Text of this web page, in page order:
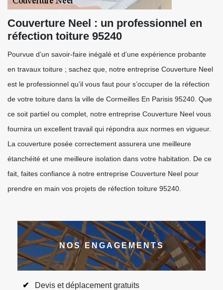
Couverture Neel : un professionnel en
réfection toiture 95240
Pourvue d’un savoir-faire inégalé et d’une expérience probante
en travaux toiture ; sachez que, notre entreprise Couverture Neel
est le professionnel qu’il vous faut pour s’occuper de la réfection
de votre toiture dans la ville de Cormeilles En Parisis 95240. Que
ce soit partiel ou complet, notre entreprise Couverture Neel vous
fournira un excellent travail qui répondra aux normes en vigueur.
La couverture posée correctement assurera une meilleure
étanchéité et une meilleure isolation dans votre habitation. De ce
fait, faites confiance à notre entreprise Couverture Neel pour
prendre en main vos projets de réfection toiture 95240.
NOS ENGAGEMENTS
Devis et déplacement gratuits